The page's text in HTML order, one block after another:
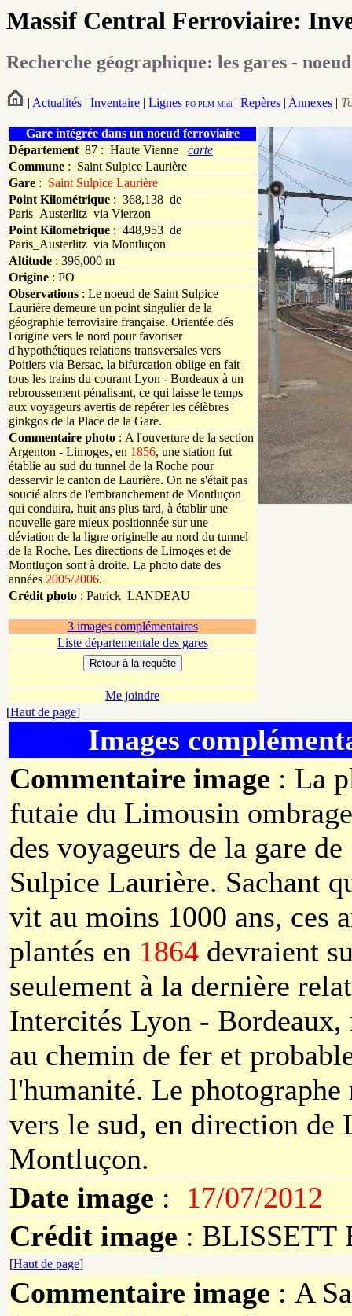
Massif Central Ferroviaire:
Recherche géographique: les gares -
| Actualités | Inventaire | Lignes PO PLM Midi | Repères | Annexes |
Gare intégrée dans un noeud ferroviaire
Département 87 : Haute Vienne carte
Commune : Saint Sulpice Laurière
Gare : Saint Sulpice Laurière
Point Kilométrique : 368,138 de
Paris_Austerlitz via Vierzon
Point Kilométrique : 448,953 de
Paris_Austerlitz via Montluçon
Altitude : 396,000 m
Origine : PO
Observations : Le noeud de Saint Sulpice
Laurière demeure un point singulier de la
géographie ferroviaire française. Orientée dés
l'origine vers le nord pour favoriser
d'hypothétiques relations transversales vers
Poitiers via Bersac, la bifurcation oblige en fait
tous les trains du courant Lyon - Bordeaux à un
rebroussement pénalisant, ce qui laisse le temps
aux voyageurs avertis de repérer les célèbres
ginkgos de la Place de la Gare.
Commentaire photo : A l'ouverture de la section
Argenton - Limoges, en 1856, une station fut
établie au sud du tunnel de la Roche pour
desservir le canton de Laurière. On ne s'était pas
soucié alors de l'embranchement de Montluçon
qui conduira, huit ans plus tard, à établir une
nouvelle gare mieux positionnée sur une
déviation de la ligne originelle au nord du tunnel
de la Roche. Les directions de Limoges et de
Montluçon sont à droite. La photo date des
années 2005/2006.
Crédit photo : Patrick LANDEAU
3 images complémentaires
Liste départementale des gares
Me joindre
[Haut de page]
Images
Commentaire image : La
futaie du Limousin
des voyageurs de la gare
Sulpice Laurière. Sachant
vit au moins 1000 ans, ces
plantés en 1864 devraient
seulement à la dernière
Intercités Lyon - Bordeaux,
au chemin de fer et
l'humanité. Le photographe
vers le sud, en direction de
Montluçon.
Date image : 17/07/2012
Crédit image : BLISSETT
[Haut de page]
Commentaire image : A